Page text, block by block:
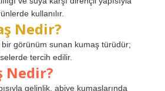
kullanılır.
Nedir?
görünüm sunan kumaş türüdür;
tercih edilir.
Nedir?
gelinlik, abiye kumaşlarında